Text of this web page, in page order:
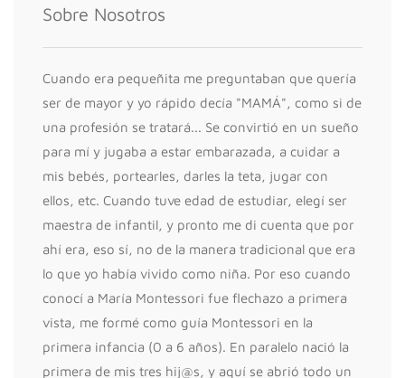
Sobre Nosotros
Cuando era pequeñita me preguntaban que quería
ser de mayor y yo rápido decía "MAMÁ", como si de
una profesión se tratará... Se convirtió en un sueño
para mí y jugaba a estar embarazada, a cuidar a
mis bebés, portearles, darles la teta, jugar con
ellos, etc. Cuando tuve edad de estudiar, elegí ser
maestra de infantil, y pronto me di cuenta que por
ahí era, eso sí, no de la manera tradicional que era
lo que yo había vivido como niña. Por eso cuando
conocí a María Montessori fue flechazo a primera
vista, me formé como guía Montessori en la
primera infancia (0 a 6 años). En paralelo nació la
primera de mis tres hij@s, y aquí se abrió todo un